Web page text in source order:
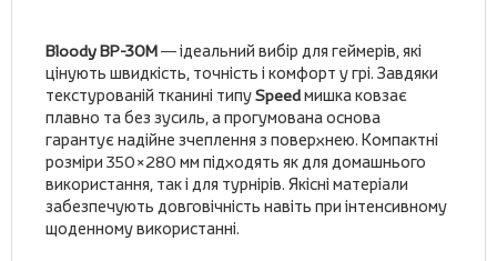
Bloody BP-30M— ідеальний вибір для геймерів, які
цінують швидкість, точність і комфорт у грі. Завдяки
текстурованій тканині типуSpeedмишка ковзає
плавно та без зусиль, а прогумована основа
гарантує надійне зчеплення з поверхнею. Компактні
розміри 350×280 мм підходять як для домашнього
використання, так і для турнірів. Якісні матеріали
забезпечують довговічність навіть при інтенсивному
щоденному використанні.